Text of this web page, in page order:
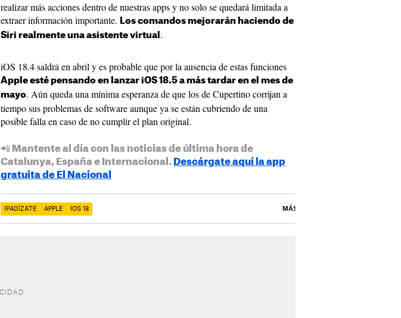
realizar más acciones dentro de nuestras apps y no solo se quedará limitada a
extraer información importante. Los comandos mejorarán haciendo de
Siri realmente una asistente virtual .
iOS 18.4 saldrá en abril y es probable que por la ausencia de estas funciones
Apple esté pensando en lanzar iOS 18.5 a más tardar en el mes de
mayo. Aún queda una mínima esperanza de que los de Cupertino corrijan a
tiempo sus problemas de software aunque ya se están cubriendo de una
posible falla en caso de no cumplir el plan original.
📲 Mantente al día con las noticias de última hora de
Catalunya, España e Internacional. Descárgate aquí la app
gratuita de El Nacional
IPADÍZATE APPLE IOS 18 MÁS